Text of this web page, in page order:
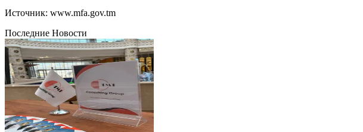
Источник: www.mfa.gov.tm
Последние Новости